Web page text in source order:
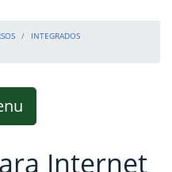
INTEGRADOS
Internet